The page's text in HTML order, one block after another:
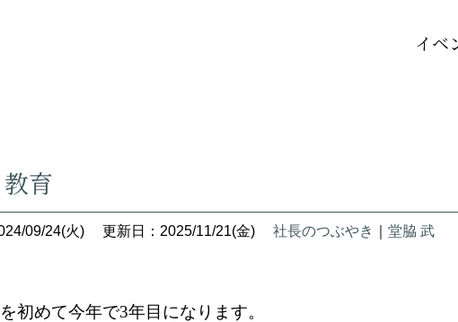
イベ
育
09/24(火) 更新日：2025/11/21(金) 社長のつぶやき 堂脇 武
初めて今年で3年目になります。